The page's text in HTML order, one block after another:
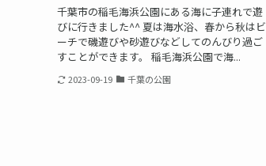
千葉市の稲毛海浜公園にある海に子連れで遊
びに行きました^^ 夏は海水浴、春から秋はビ
ーチで磯遊びや砂遊びなどしてのんびり過ご
すことができます。 稲毛海浜公園で海...
2023-09-19 千葉の公園